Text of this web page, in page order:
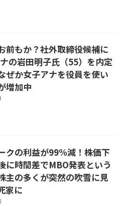
前もか？社外取締役候補に
の岩田明子氏（55）を内定
ぜか女子アナを役員を使い
増加中
クの利益が99%減！株価下
に時間差でMBO発表という
主の多くが突然の吹雪に見
家に